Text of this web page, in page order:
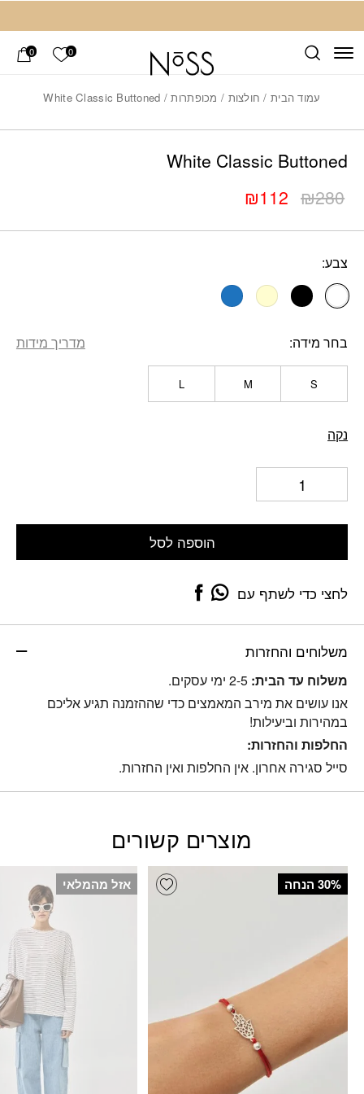
0 הרשימה
0
עמוד הבית/ חולצות / מכופתרות/ White Classic Buttoned
White Classic Buttoned
₪280
המחיר
המקורי
₪280.
₪112
המחיר
הנוכחי
₪112.
צבע:
בחר מידה מדריך מידות
S
M
L
נקה
הוספה לסל
לחצי כדי לשתף עם
משלוחים והחזרות
משלוח עד הבית:
אנו עושים את מירב המאמצים כדי שההזמנה תגיע אליכם
במהירות וביעילות!
החלפות והחזרות:
סייל סגירה אחרון. אין החלפות ואין החזרות.
Add
מוצרים קשורים
Add wishlist ‫30% הנחה אזל מהמלאי